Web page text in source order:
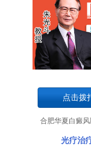
点击拨
合肥华夏白癜风
光疗治